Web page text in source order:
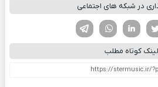
در شبکه های اجتماعی
لینکدین تویتر
فیسوک
لینک کوتاه مطلب